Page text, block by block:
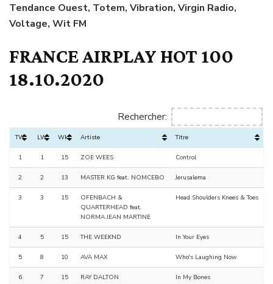
Tendance Ouest, Totem, Vibration, Virgin Radio,
Voltage, Wit FM
FRANCE AIRPLAY HOT 100
18.10.2020
Rechercher:
TW LW Wks Artiste Titre
1 1 15 ZOE WEES Control
2 2 13 MASTER KG feat. NOMCEBO Jerusalema
3 3 15
OFENBACH &
QUARTERHEAD feat.
NORMA JEAN MARTINE
Head Shoulders Knees & Toes
4 5 15 THE WEEKND In Your Eyes
5 8 10 AVA MAX Who's Laughing Now
6 7 15 RAY DALTON In My Bones